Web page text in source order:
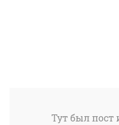
Тут был пост